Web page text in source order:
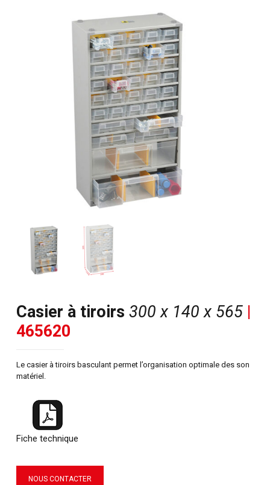
Casier à tiroirs 300 x 140 x 565
465620
Le casier à tiroirs basculant permet l’organisation optimale des son
matériel.
Fiche technique
NOUS CONTACTER